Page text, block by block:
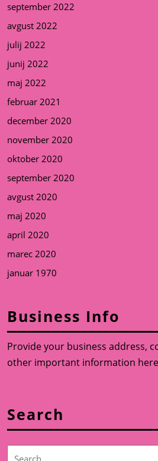
september 2022
avgust 2022
julij 2022
junij 2022
maj 2022
februar 2021
december 2020
november 2020
oktober 2020
september 2020
avgust 2020
maj 2020
april 2020
marec 2020
januar 1970
Business Info
Provide your business address,
other important information
Search
Search
for: